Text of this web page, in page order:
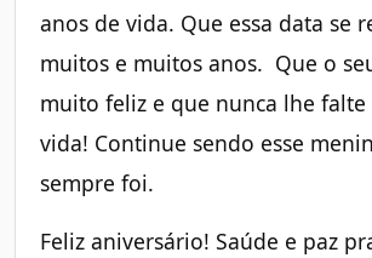
anos de vida. Que essa data se
muitos e muitos anos. Que o
muito feliz e que nunca lhe falte
vida! Continue sendo esse
sempre foi.
Feliz aniversário! Saúde e paz